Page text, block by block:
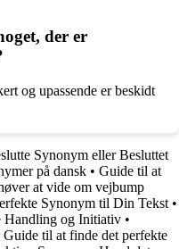
der er
og upassende er beskidt
Synonym eller Besluttet
på dansk • Guide til at
at vide om vejbump
Synonym til Din Tekst •
Handling og Initiativ •
Guide til at finde det perfekte